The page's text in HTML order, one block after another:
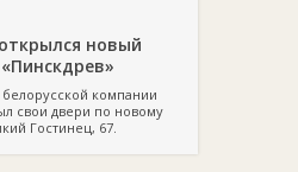
новый
компании
свои двери по новому
Гостинец, 67.